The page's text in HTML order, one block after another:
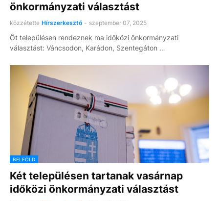
önkormányzati választást
közzétette Hírszerkesztő - szeptember 07, 2025
Öt településen rendeznek ma időközi önkormányzati
választást: Váncsodon, Karádon, Szentegáton …
BELFÖLD
Két településen tartanak vasárnap
időközi önkormányzati választást